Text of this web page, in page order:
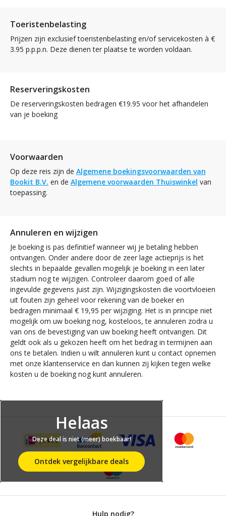
Toeristenbelasting
Prijzen zijn exclusief toeristenbelasting en/of servicekosten à €
3.95 p.p.p.n. Deze dienen ter plaatse te worden voldaan.
Reserveringskosten
De reserveringskosten bedragen €19.95 voor het afhandelen
van je boeking
Voorwaarden
Op deze reis zijn de Algemene boekingsvoorwaarden van
Bookit B.V. en de Algemene voorwaarden Thuiswinkel van
toepassing.
Annuleren en wijzigen
Je boeking is pas definitief wanneer wij je betaling hebben
ontvangen. Onder andere door de zeer lage actieprijs is het
slechts in bepaalde gevallen mogelijk je boeking in een later
stadium nog te wijzigen. Controleer daarom goed of alle
ingevulde gegevens juist zijn. Wijzigingskosten die voortvloeien
uit fouten zijn geheel voor rekening van de boeker en
bedragen minimaal € 19,95 per wijziging. Het is in principe niet
mogelijk om uw boeking nog, kosteloos, te annuleren zodra u
van ons de bevestiging van uw boeking heeft ontvangen. Dit
geldt ook als u gekozen heeft om het bedrag in termijnen aan
ons te betalen. Indien u wilt annuleren kunt u contact opnemen
met onze klantenservice en dan kunnen zij kijken tegen welke
kosten u de boeking nog kunt annuleren.
Helaas
Deze deal is niet (meer) boekbaar!
Ontdek vergelijkbare deals
Hulp nodig?